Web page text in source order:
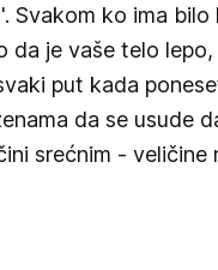
Svakom ko ima
da je vaše telo lepo,
put kada
da se usude
srećnim - veličine